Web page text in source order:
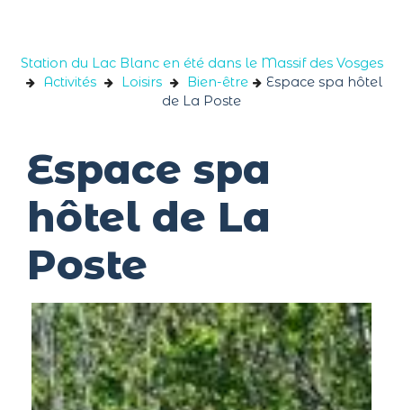
Station du Lac Blanc en été dans le Massif des Vosges
Activités
Loisirs Bien-être
Espace spa hôtel
de La Poste
Espace spa
hôtel de La
Poste